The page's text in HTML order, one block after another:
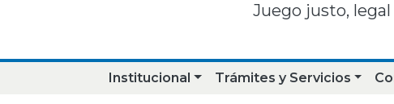
Juego justo,
Institucional Trámites y Servicios